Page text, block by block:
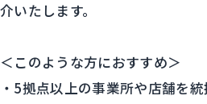
介いたします。
＜このような方におすすめ＞
・5拠点以上の事業所や店舗を